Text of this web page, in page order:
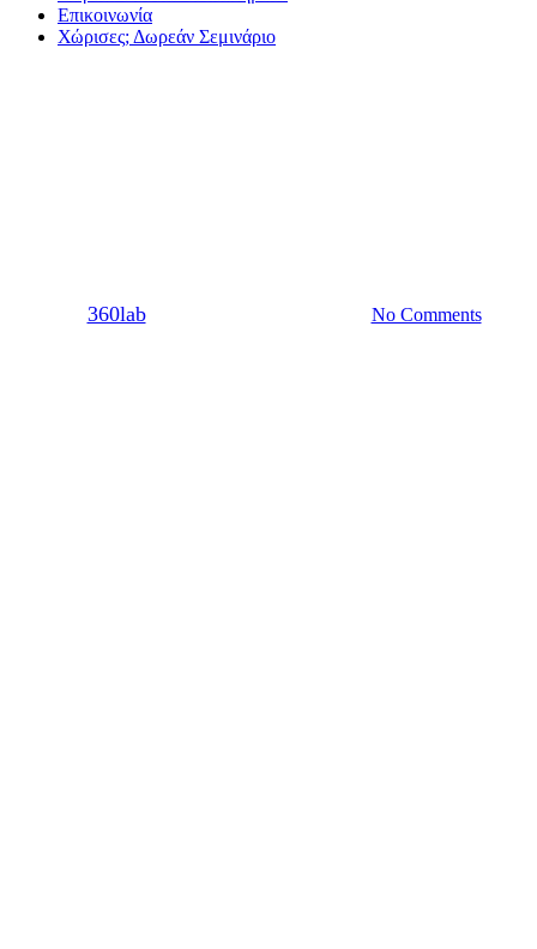
Επικοινωνία
Χώρισες; Δωρεάν Σεμινάριο
360lab26/09/2016 No Comments